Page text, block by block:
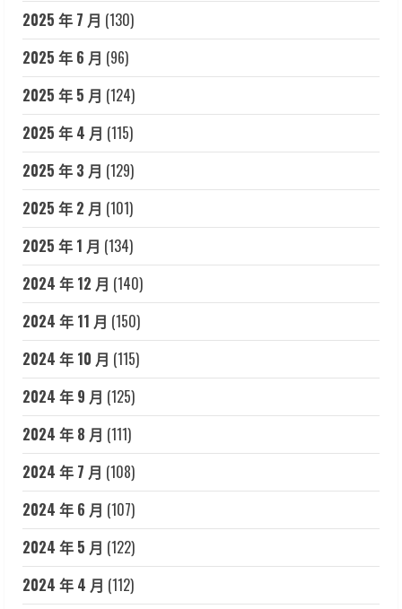
2025 年 7 月 (130)
2025 年 6 月 (96)
2025 年 5 月 (124)
2025 年 4 月 (115)
2025 年 3 月 (129)
2025 年 2 月 (101)
2025 年 1 月 (134)
2024 年 12 月 (140)
2024 年 11 月 (150)
2024 年 10 月 (115)
2024 年 9 月 (125)
2024 年 8 月 (111)
2024 年 7 月 (108)
2024 年 6 月 (107)
2024 年 5 月 (122)
2024 年 4 月 (112)